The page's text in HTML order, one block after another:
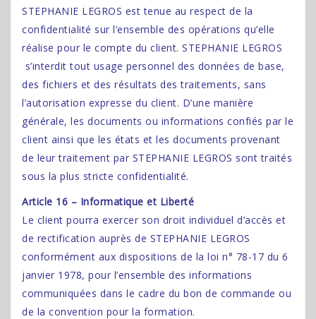
STEPHANIE LEGROS est tenue au respect de la
confidentialité sur l’ensemble des opérations qu’elle
réalise pour le compte du client. STEPHANIE LEGROS
s’interdit tout usage personnel des données de base,
des fichiers et des résultats des traitements, sans
l’autorisation expresse du client. D’une manière
générale, les documents ou informations confiés par le
client ainsi que les états et les documents provenant
de leur traitement par STEPHANIE LEGROS sont traités
sous la plus stricte confidentialité.
Article 16 – Informatique et Liberté
Le client pourra exercer son droit individuel d’accès et
de rectification auprès de STEPHANIE LEGROS
conformément aux dispositions de la loi n° 78-17 du 6
janvier 1978, pour l’ensemble des informations
communiquées dans le cadre du bon de commande ou
de la convention pour la formation.